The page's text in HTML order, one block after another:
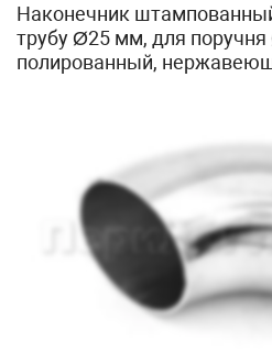
Наконечник
трубу Ø25 мм, для
полированный,